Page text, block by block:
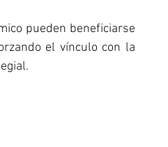
pueden beneficiarse
el vínculo con la